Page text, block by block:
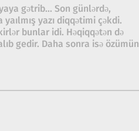
gətrib... Son günlərdə,
yazı diqqətimi çəkdi.
bunlar idi. Həqiqqətən də
gedir. Daha sonra isə özümün